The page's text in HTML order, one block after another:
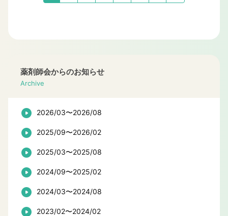
薬剤師会からのお知らせ
Archive
2026/03〜2026/08
2025/09〜2026/02
2025/03〜2025/08
2024/09〜2025/02
2024/03〜2024/08
2023/02〜2024/02